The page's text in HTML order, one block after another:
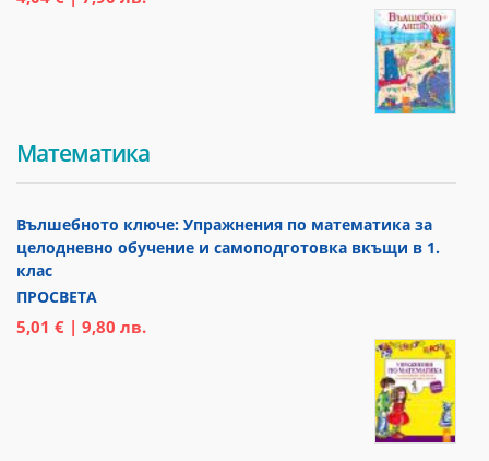
Математика
Вълшебното ключе: Упражнения по математика за
целодневно обучение и самоподготовка вкъщи в 1.
клас
ПРОСВЕТА
5,01 € | 9,80 лв.